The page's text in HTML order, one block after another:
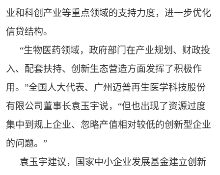
业和科创产业等重点领域的支持力度，进一步优化
信贷结构。
“生物医药领域，政府部门在产业规划、财政投
入、配套扶持、创新生态营造方面发挥了积极作
用。”全国人大代表、广州迈普再生医学科技股份
有限公司董事长袁玉宇说，“但也出现了资源过度
集中到规上企业、忽略产值相对较低的创新型企业
的问题。”
袁玉宇建议，国家中小企业发展基金建立创新